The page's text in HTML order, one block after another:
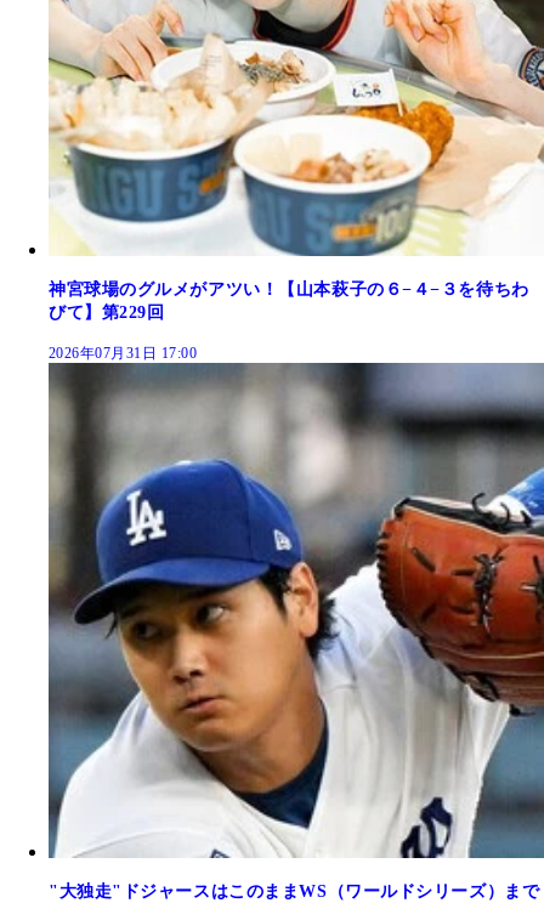
神宮球場のグルメがアツい！【山本萩子の６−４−３を待ちわ
びて】第229回
2026年07月31日 17:00
"大独走"ドジャースはこのままWS（ワールドシリーズ）まで